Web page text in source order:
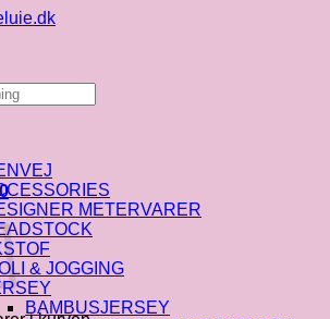
0
METERVARER
& JOGGING
BAMBUSJERSEY